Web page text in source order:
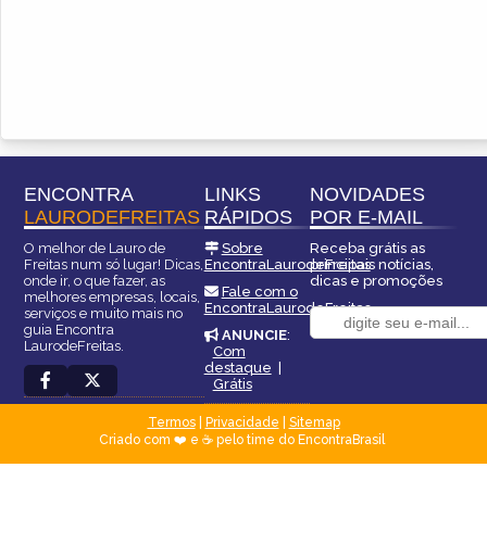
ENCONTRA
LAURODEFREITAS
O melhor de Lauro de
Freitas num só lugar! Dicas,
onde ir, o que fazer, as
melhores empresas, locais,
serviços e muito mais no
guia Encontra
LaurodeFreitas.
LINKS
RÁPIDOS
Sobre
EncontraLaurodeFreitas
Fale com o
EncontraLaurodeFreitas
ANUNCIE:
Com
destaque |
Grátis
NOVIDADES
POR E-MAIL
Receba grátis as
principais notícias,
dicas e promoções
Termos| Privacidade
Sitemap
Criado com ❤️ e ☕ pelo time do EncontraBrasil